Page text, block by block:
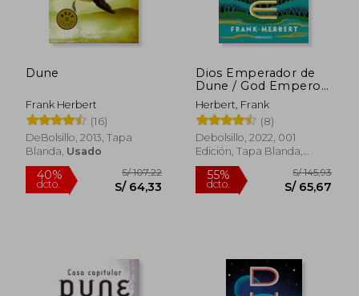
S/ 63,49
55%
dcto.
Dune
Frank Herbert
(16)
DeBolsillo, 2013, Tapa
Blanda, Usado
Dios Emperador de
Dune / God Emperor
of Dune
Herbert, Frank
(8)
Debolsillo, 2022, 001
Edición, Tapa Blanda,
Nuevo